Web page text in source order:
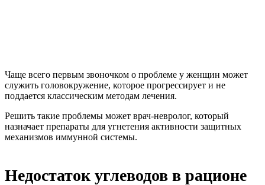
Чаще всего первым звоночком о проблеме у женщин может
служить головокружение, которое прогрессирует и не
поддается классическим методам лечения.
Решить такие проблемы может врач-невролог, который
назначает препараты для угнетения активности защитных
механизмов иммунной системы.
Недостаток углеводов в рационе